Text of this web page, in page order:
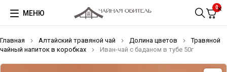
МЕНЮ
0
Главная Алтайский травяной чай Долина цветов
Травяной
чайный напиток в коробках
Иван-чай с баданом в тубе 50г